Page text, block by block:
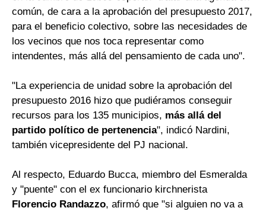
común, de cara a la aprobación del presupuesto 2017,
para el beneficio colectivo, sobre las necesidades de
los vecinos que nos toca representar como
intendentes, más allá del pensamiento de cada uno".
"La experiencia de unidad sobre la aprobación del
presupuesto 2016 hizo que pudiéramos conseguir
recursos para los 135 municipios, más allá del
partido político de pertenencia", indicó Nardini,
también vicepresidente del PJ nacional.
Al respecto, Eduardo Bucca, miembro del Esmeralda
y "puente" con el ex funcionario kirchnerista
Florencio Randazzo, afirmó que "si alguien no va a